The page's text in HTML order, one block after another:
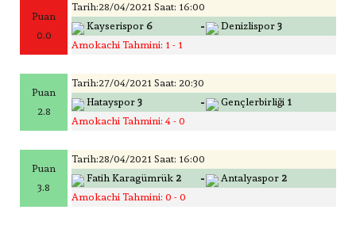
Puan
0.0
Tarih:28/04/2021 Saat: 16:00
Kayserispor 6 - Denizlispor 3
Amokachi Tahmini: 1 - 1
Puan
2.8
Tarih:27/04/2021 Saat: 20:30
Hatayspor 3 - Gençlerbirliği 1
Amokachi Tahmini: 4 - 0
Puan
3.8
Tarih:28/04/2021 Saat: 16:00
Fatih Karagümrük 2 - Antalyaspor 2
Amokachi Tahmini: 0 - 0